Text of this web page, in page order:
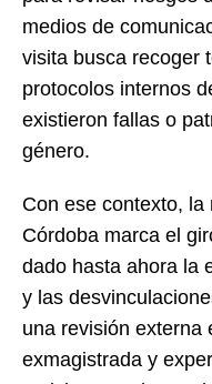
medios de
visita busca recoger
protocolos internos
existieron fallas o
género.
Con ese contexto,
Córdoba marca el
dado hasta ahora la
y las
una revisión externa
exmagistrada y